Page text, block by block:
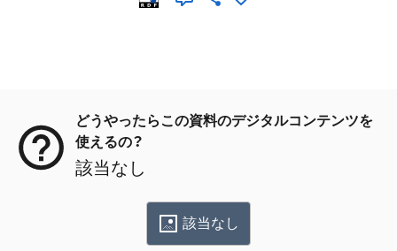
どうやったらこの資料のデジタルコンテンツを
使えるの？
該当なし
該当なし